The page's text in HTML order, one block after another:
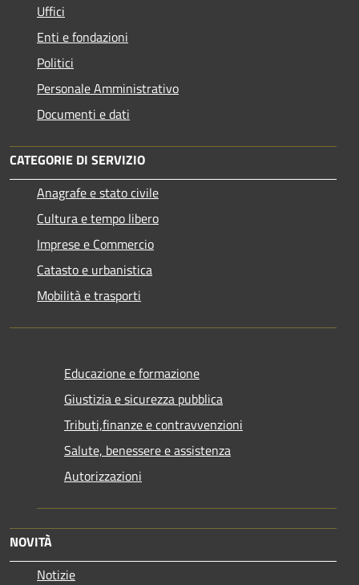
Uffici
Enti e fondazioni
Politici
Personale Amministrativo
Documenti e dati
CATEGORIE DI SERVIZIO
Anagrafe e stato civile
Cultura e tempo libero
Imprese e Commercio
Catasto e urbanistica
Mobilità e trasporti
Educazione e formazione
Giustizia e sicurezza pubblica
Tributi,finanze e contravvenzioni
Salute, benessere e assistenza
Autorizzazioni
NOVITÀ
Notizie